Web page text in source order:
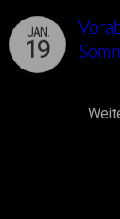
JAN.
19